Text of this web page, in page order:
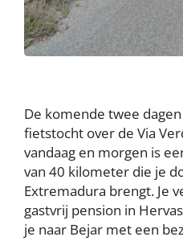
De komende twee
fietstocht over de Via
vandaag en morgen is
van 40 kilometer die je
Extremadura brengt. Je
gastvrij pension in
je naar Bejar met een